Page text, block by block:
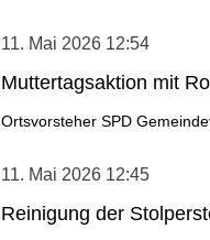
11. Mai 2026 12:54
Muttertagsaktion mit
Ortsvorsteher SPD
11. Mai 2026 12:45
Reinigung der